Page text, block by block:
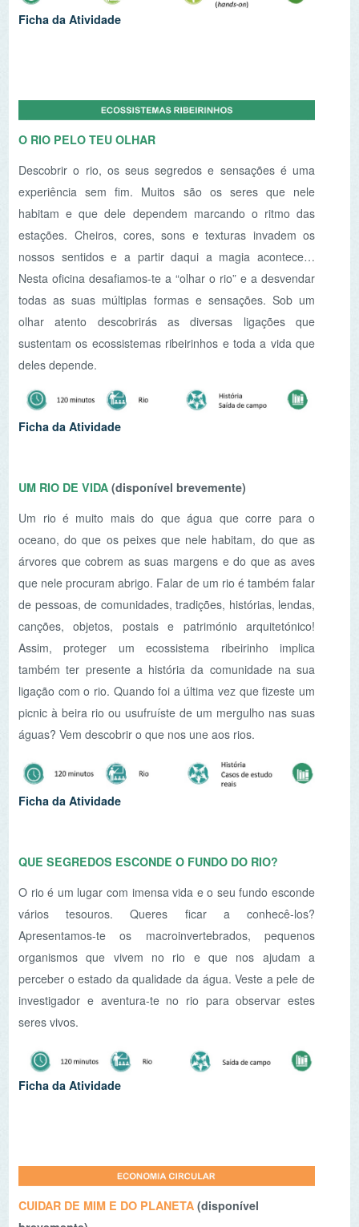
nossos sentidos e a partir daqui a magia acontece…
Nesta oficina desafiamos-te a “olhar o rio” e a desvendar
deles depende.
UM RIO DE VIDA (disponível brevemente)
Um rio é muito mais do que água que corre para o
oceano, do que os peixes que nele habitam, do que as
árvores que cobrem as suas margens e do que as aves
que nele procuram abrigo. Falar de um rio é também falar
de pessoas, de comunidades, tradições, histórias, lendas,
canções, objetos, postais e património arquitetónico!
Assim, proteger um ecossistema ribeirinho implica
ligação com o rio. Quando foi a última vez que fizeste um
picnic à beira rio ou usufruíste de um mergulho nas suas
QUE SEGREDOS ESCONDE O FUNDO DO RIO?
O rio é um lugar com imensa vida e o seu fundo esconde
vários tesouros. Queres ficar a conhecê-los?
Apresentamos-te os macroinvertebrados, pequenos
organismos que vivem no rio e que nos ajudam a
investigador e aventura-te no rio para observar estes
seres vivos.
CUIDAR DE MIM E DO PLANETA(disponível
brevemente)
No nosso dia-a-dia são muitos os produtos de higiene
pessoal que utilizamos. No entanto, sem nos
apercebermos muitos deles contêm produtos pouco
saudáveis para nós e para o ambiente. A solução é
bastante simples: utilizar produtos cosméticos naturais,
conhecermos algumas regras da química e criarmos os
nossos próprios produtos.
NO COMBATE AO DESPERDÍCIO ALIMENTAR
Nesta atividade os participantes são convidados a